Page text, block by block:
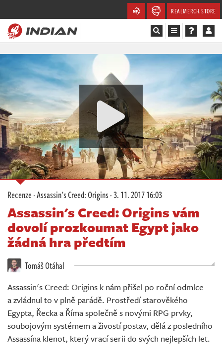
REALMERCH.STORE
Magazín
Recenze
Videa
Soutěže
Databáze
Komunita
Redakce
Živě
Recenze·Assassin's Creed: Origins·3. 11. 2017 16:03
Assassin's Creed: Origins vám
dovolí prozkoumat Egypt jako
žádná hra předtím
Tomáš Otáhal
Assassin's Creed: Origins k nám přišel po roční odmlce
a zvládnul to v plně parádě. Prostředí starověkého
Egypta, Řecka a Říma společně s novými RPG prvky,
soubojovým systémem a živostí postav, dělá z posledního
Assassína klenot, který vrací serii do svých nejlepších let.